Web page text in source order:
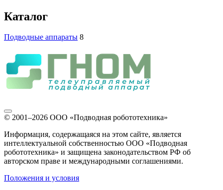
Каталог
Подводные аппараты 8
© 2001–2026 ООО «Подводная робототехника»
Информация, содержащаяся на этом сайте, является
интеллектуальной собственностью ООО «Подводная
робототехника» и защищена законодательством РФ об
авторском праве и международными соглашениями.
Положения и условия